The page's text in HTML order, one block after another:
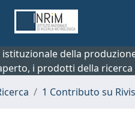
istituzionale della
i prodotti della
1 Contributo su